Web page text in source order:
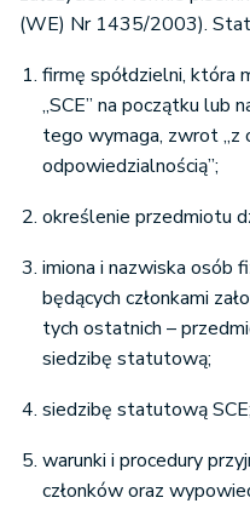
(WE) Nr 1435/2003).
firmę spółdzielni, która
„SCE” na początku lub
tego wymaga, zwrot „z
odpowiedzialnością”;
określenie przedmiotu
imiona i nazwiska osób
będących członkami
tych ostatnich –
siedzibę statutową;
siedzibę statutową SCE;
warunki i procedury
członków oraz